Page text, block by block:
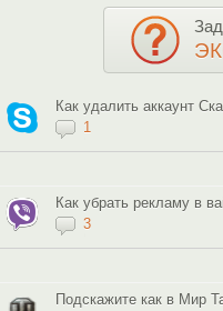
Как удалить аккаунт
1
Как убрать рекламу в
3
Подскажите как в Мир